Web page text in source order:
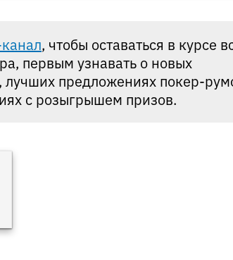
, чтобы оставаться в курсе
первым узнавать о новых
лучших предложениях покер-
с розыгрышем призов.